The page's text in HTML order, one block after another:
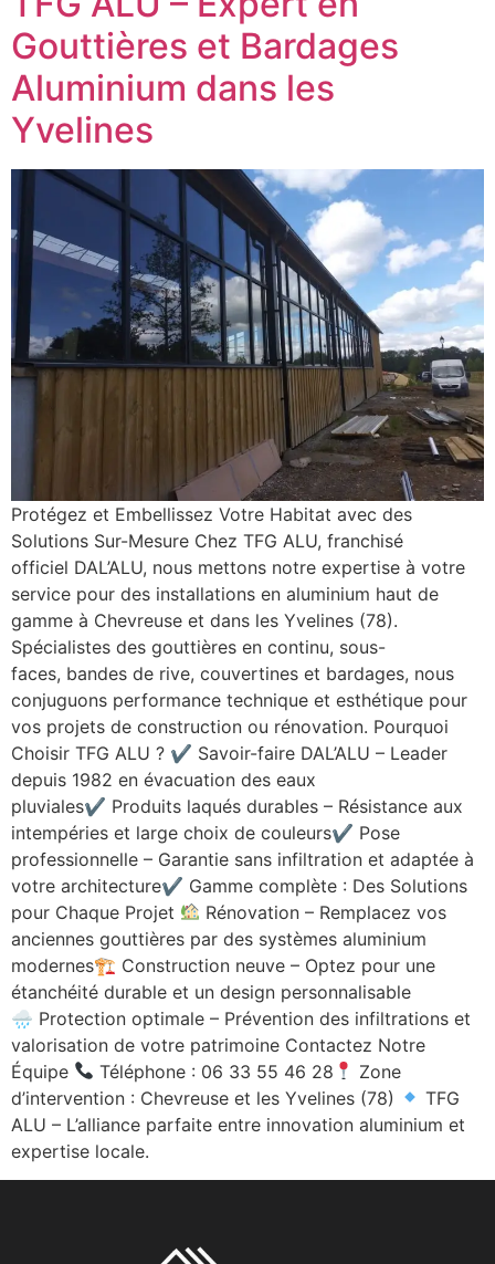
Gouttières et Bardages
Aluminium dans les
Yvelines
Protégez et Embellissez Votre Habitat avec des
Solutions Sur-Mesure Chez TFG ALU, franchisé
officiel DAL’ALU, nous mettons notre expertise à votre
service pour des installations en aluminium haut de
gamme à Chevreuse et dans les Yvelines (78).
Spécialistes des gouttières en continu, sous-
faces, bandes de rive, couvertines et bardages, nous
conjuguons performance technique et esthétique pour
vos projets de construction ou rénovation. Pourquoi
Choisir TFG ALU ? ✔ Savoir-faire DAL’ALU – Leader
depuis 1982 en évacuation des eaux
pluviales✔ Produits laqués durables – Résistance aux
intempéries et large choix de couleurs✔ Pose
professionnelle – Garantie sans infiltration et adaptée à
votre architecture✔ Gamme complète : Des Solutions
pour Chaque Projet
Rénovation – Remplacez vos
anciennes gouttières par des systèmes aluminium
modernes🏗 Construction neuve – Optez pour une
étanchéité durable et un design personnalisable
🌧 Protection optimale – Prévention des infiltrations et
valorisation de votre patrimoine Contactez Notre
Équipe
Téléphone : 06 33 55 46 28
Zone
d’intervention : Chevreuse et les Yvelines (78)
TFG
ALU – L’alliance parfaite entre innovation aluminium et
expertise locale.